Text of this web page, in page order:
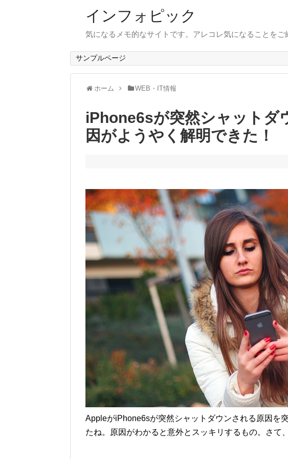
インフォピック
気になるメモ的なサイトです。アレコレ気になることをご
サンプルページ
ホーム WEB・IT情報
iPhone6sが突然シャットダ
因がようやく解明できた！
AppleがiPhone6sが突然シャットダウンされる原因を
たね。原因がわかると意外とスッキリするもの。さて